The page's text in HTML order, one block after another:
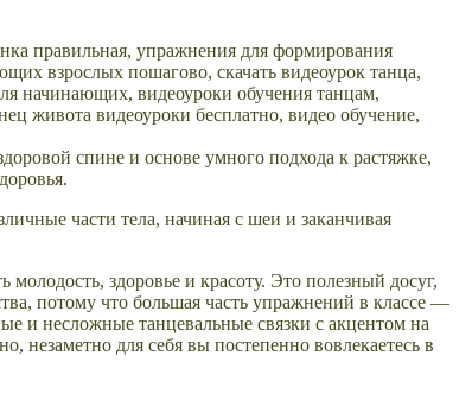
спине и основе умного подхода к растяжке,
части тела, начиная с шеи и заканчивая
здоровье и красоту. Это полезный досуг,
потому что большая часть упражнений в классе —
и несложные танцевальные связки с акцентом на
для себя вы постепенно вовлекаетесь в